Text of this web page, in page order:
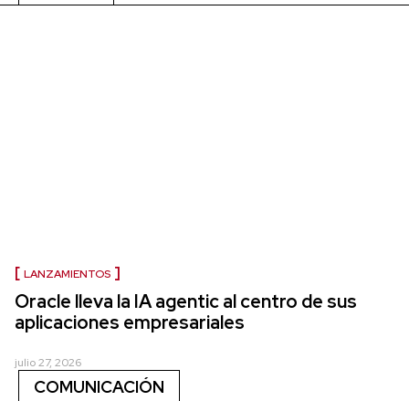
LANZAMIENTOS
Oracle lleva la IA agentic al centro de sus
aplicaciones empresariales
julio 27, 2026
COMUNICACIÓN